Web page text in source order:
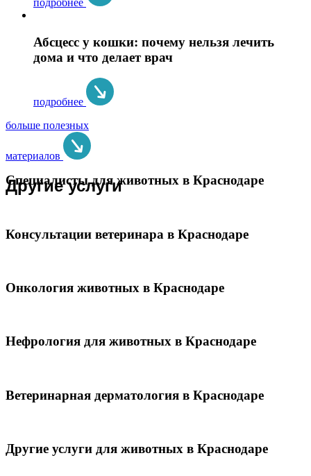
подробнее
Абсцесс у кошки: почему нельзя лечить
дома и что делает врач
подробнее
больше полезных
материалов
Другие услуги
Специалисты для животных в Краснодаре
Консультации ветеринара в Краснодаре
Онкология животных в Краснодаре
Нефрология для животных в Краснодаре
Ветеринарная дерматология в Краснодаре
Другие услуги для животных в Краснодаре